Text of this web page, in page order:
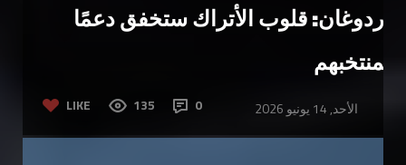
أردوغان: قلوب الأتراك ستخفق دعمًا
لمنتخبهم
LIKE 135 0 الأحد, 14 يونيو 2026